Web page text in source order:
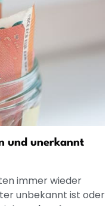
und unerkannt
immer wieder
unbekannt ist oder